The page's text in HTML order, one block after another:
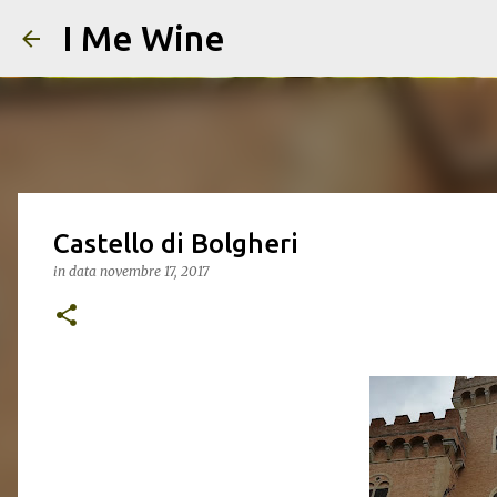
I Me Wine
Castello di Bolgheri
in data novembre 17, 2017